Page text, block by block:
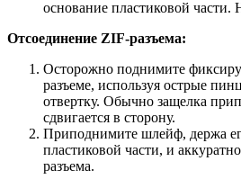
основание пластиковой части.
Отсоединение ZIF-разъема:
Осторожно поднимите
разъеме, используя острые
отвертку. Обычно защелка
сдвигается в сторону.
Приподнимите шлейф, держа
пластиковой части, и
разъема.